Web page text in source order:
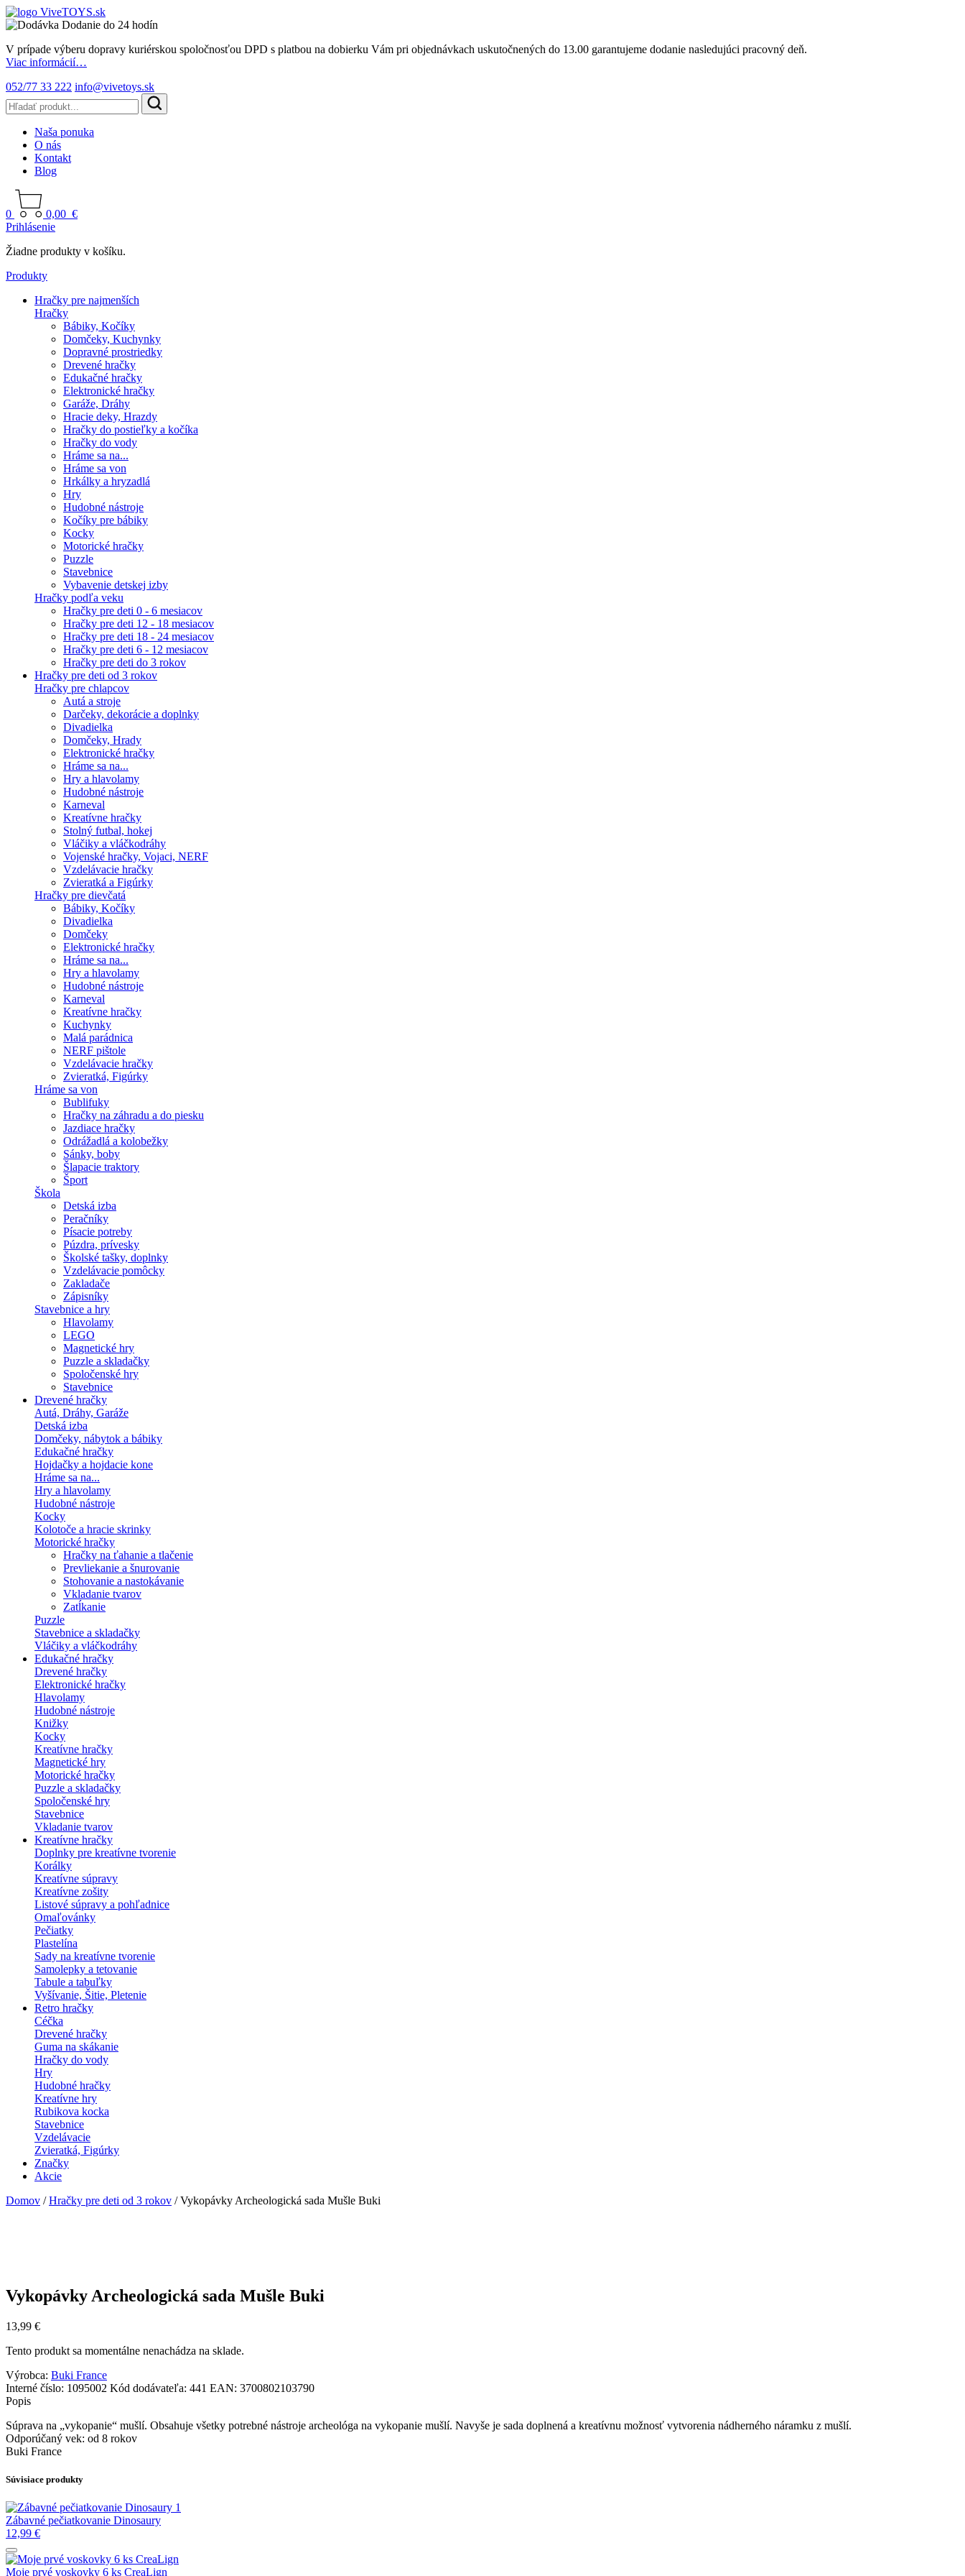
Dodanie do 24 hodín
V prípade výberu dopravy kuriérskou spoločnosťou DPD s platbou na dobierku Vám pri objednávkach uskutočnených do 13.00 garantujeme dodanie nasledujúci pracovný deň.
Viac informácií…
052/77 33 222 info@vivetoys.sk
Naša ponuka
O nás
Kontakt
Blog
0 0,00 €
Prihlásenie
Žiadne produkty v košíku.
Produkty
Hračky pre najmenších
Hračky
Bábiky, Kočíky
Domčeky, Kuchynky
Dopravné prostriedky
Drevené hračky
Edukačné hračky
Elektronické hračky
Garáže, Dráhy
Hracie deky, Hrazdy
Hračky do postieľky a kočíka
Hračky do vody
Hráme sa na...
Hráme sa von
Hrkálky a hryzadlá
Hry
Hudobné nástroje
Kočíky pre bábiky
Kocky
Motorické hračky
Puzzle
Stavebnice
Vybavenie detskej izby
Hračky podľa veku
Hračky pre deti 0 - 6 mesiacov
Hračky pre deti 12 - 18 mesiacov
Hračky pre deti 18 - 24 mesiacov
Hračky pre deti 6 - 12 mesiacov
Hračky pre deti do 3 rokov
Hračky pre deti od 3 rokov
Hračky pre chlapcov
Autá a stroje
Darčeky, dekorácie a doplnky
Divadielka
Domčeky, Hrady
Elektronické hračky
Hráme sa na...
Hry a hlavolamy
Hudobné nástroje
Karneval
Kreatívne hračky
Stolný futbal, hokej
Vláčiky a vláčkodráhy
Vojenské hračky, Vojaci, NERF
Vzdelávacie hračky
Zvieratká a Figúrky
Hračky pre dievčatá
Bábiky, Kočíky
Divadielka
Domčeky
Elektronické hračky
Hráme sa na...
Hry a hlavolamy
Hudobné nástroje
Karneval
Kreatívne hračky
Kuchynky
Malá parádnica
NERF pištole
Vzdelávacie hračky
Zvieratká, Figúrky
Hráme sa von
Bublifuky
Hračky na záhradu a do piesku
Jazdiace hračky
Odrážadlá a kolobežky
Sánky, boby
Šlapacie traktory
Šport
Škola
Detská izba
Peračníky
Písacie potreby
Púzdra, prívesky
Školské tašky, doplnky
Vzdelávacie pomôcky
Zakladače
Zápisníky
Stavebnice a hry
Hlavolamy
LEGO
Magnetické hry
Puzzle a skladačky
Spoločenské hry
Stavebnice
Drevené hračky
Autá, Dráhy, Garáže
Detská izba
Domčeky, nábytok a bábiky
Edukačné hračky
Hojdačky a hojdacie kone
Hráme sa na...
Hry a hlavolamy
Hudobné nástroje
Kocky
Kolotoče a hracie skrinky
Motorické hračky
Hračky na ťahanie a tlačenie
Prevliekanie a šnurovanie
Stohovanie a nastokávanie
Vkladanie tvarov
Zatĺkanie
Puzzle
Stavebnice a skladačky
Vláčiky a vláčkodráhy
Edukačné hračky
Drevené hračky
Elektronické hračky
Hlavolamy
Hudobné nástroje
Knižky
Kocky
Kreatívne hračky
Magnetické hry
Motorické hračky
Puzzle a skladačky
Spoločenské hry
Stavebnice
Vkladanie tvarov
Kreatívne hračky
Doplnky pre kreatívne tvorenie
Korálky
Kreatívne súpravy
Kreatívne zošity
Listové súpravy a pohľadnice
Omaľovánky
Pečiatky
Plastelína
Sady na kreatívne tvorenie
Samolepky a tetovanie
Tabule a tabuľky
Vyšívanie, Šitie, Pletenie
Retro hračky
Céčka
Drevené hračky
Guma na skákanie
Hračky do vody
Hry
Hudobné hračky
Kreatívne hry
Rubikova kocka
Stavebnice
Vzdelávacie
Zvieratká, Figúrky
Značky
Akcie
Domov /Hračky pre deti od 3 rokov / Vykopávky Archeologická sada Mušle Buki
Vykopávky Archeologická sada Mušle Buki
13,99 €
Tento produkt sa momentálne nenachádza na sklade.
Výrobca: Buki France
Interné číslo: 1095002 Kód dodávateľa: 441 EAN: 3700802103790
Popis
Súprava na „vykopanie“ mušlí. Obsahuje všetky potrebné nástroje archeológa na vykopanie mušlí. Navyše je sada doplnená a kreatívnu možnosť vytvorenia nádherného náramku z mušlí.
Odporúčaný vek: od 8 rokov
Buki France
Súvisiace produkty
Zábavné pečiatkovanie Dinosaury
12,99 €
Moje prvé voskovky 6 ks CreaLign